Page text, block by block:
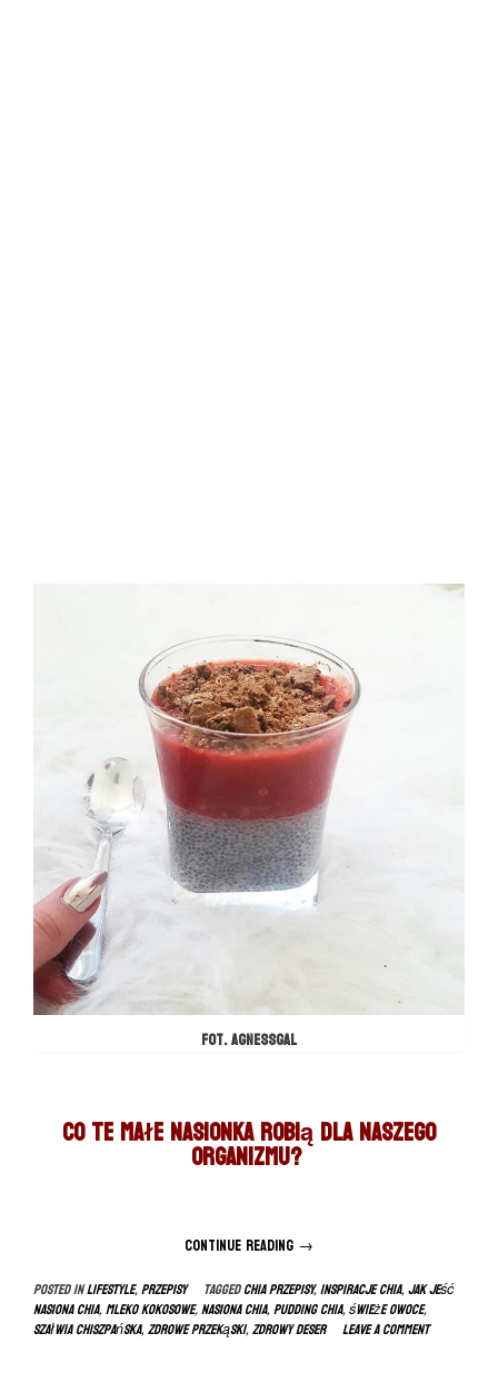
fot. agnessgal
Co te małe nasionka robią dla naszego
organizmu?
Continue reading “Przepisy
chia”
→
Posted inLIFESTYLE,PRZEPISY Taggedchia przepisy,inspiracje chia,jak jeść
nasiona chia,mleko kokosowe,nasiona chia,pudding chia,świeże owoce,
szałwia chiszpańska,zdrowe przekąski,zdrowy deser Leave a comment